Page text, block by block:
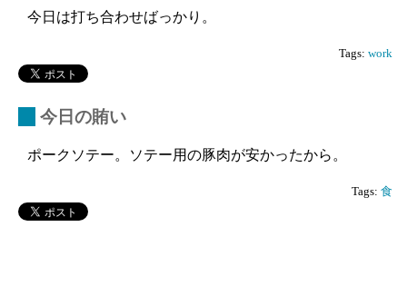
今日は打ち合わせばっかり。
Tags: work
今日の賄い
ポークソテー。ソテー用の豚肉が安かったから。
Tags: 食